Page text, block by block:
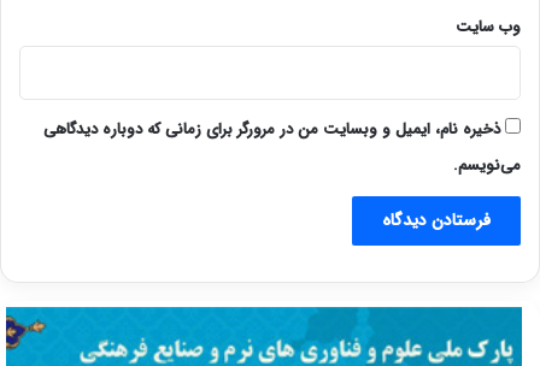
وب‌ سایت
ذخیره نام، ایمیل و وبسایت من در مرورگر برای زمانی که دوباره دیدگاهی
می‌نویسم.